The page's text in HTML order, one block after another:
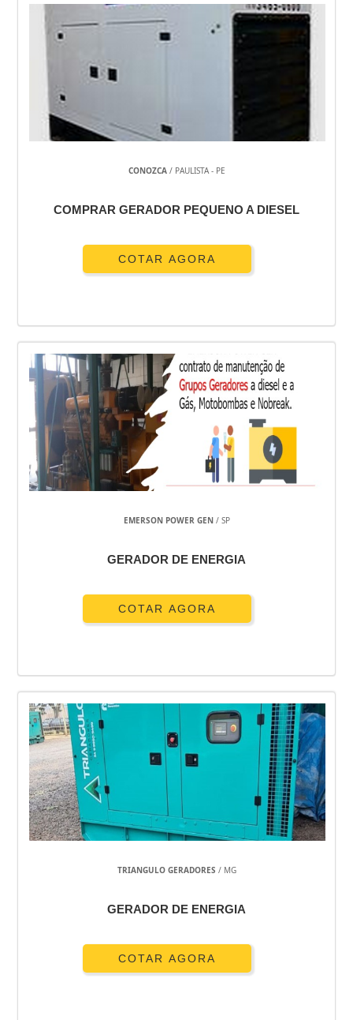
CONOZCA/ PAULISTA - PE
COMPRAR GERADOR PEQUENO A DIESEL
COTAR AGORA
EMERSON POWER GEN/ SP
GERADOR DE ENERGIA
COTAR AGORA
TRIANGULO GERADORES / MG
GERADOR DE ENERGIA
COTAR AGORA